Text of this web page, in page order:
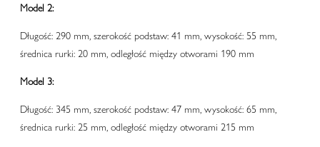
Model 2:
Długość: 290 mm, szerokość podstaw: 41 mm, wysokość: 55 mm,
średnica rurki: 20 mm, odległość między otworami 190 mm
Model 3:
Długość: 345 mm, szerokość podstaw: 47 mm, wysokość: 65 mm,
średnica rurki: 25 mm, odległość między otworami 215 mm